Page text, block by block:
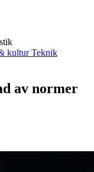
kulturTeknik
av normer